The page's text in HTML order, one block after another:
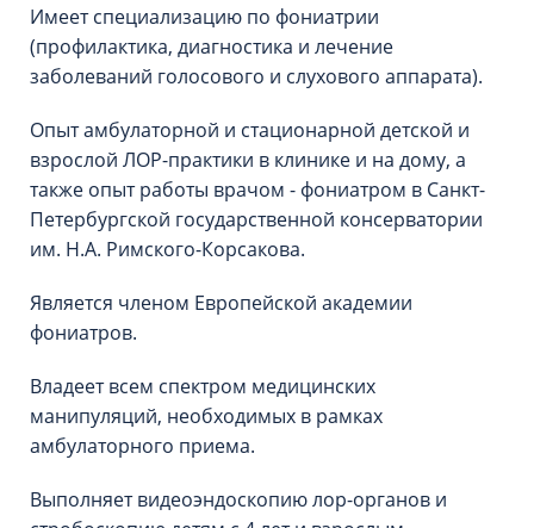
Имеет специализацию по фониатрии
(профилактика, диагностика и лечение
заболеваний голосового и слухового аппарата).
Опыт амбулаторной и стационарной детской и
взрослой ЛОР-практики в клинике и на дому, а
также опыт работы врачом - фониатром в Санкт-
Петербургской государственной консерватории
им. Н.А. Римского-Корсакова.
Является членом Европейской академии
фониатров.
Владеет всем спектром медицинских
манипуляций, необходимых в рамках
амбулаторного приема.
Выполняет видеоэндоскопию лор-органов и